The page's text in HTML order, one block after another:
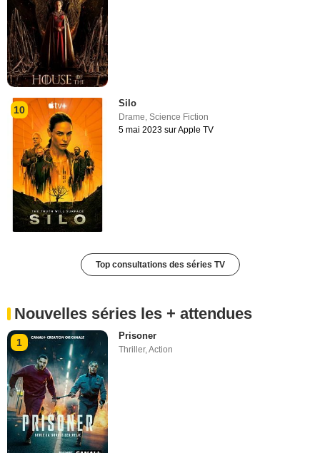
10
Silo
Drame,Science Fiction
5 mai 2023 sur Apple TV
Top consultations des séries TV
Nouvelles séries les + attendues
1
Prisoner
Thriller,Action